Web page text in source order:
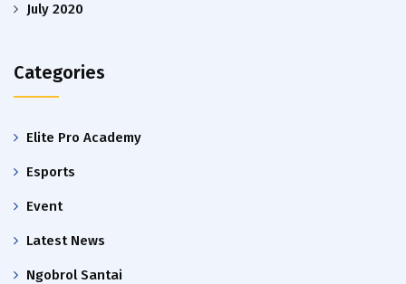
July 2020
Categories
Elite Pro Academy
Esports
Event
Latest News
Ngobrol Santai